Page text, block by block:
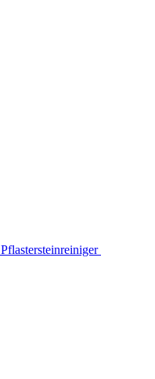
Pflastersteinreiniger